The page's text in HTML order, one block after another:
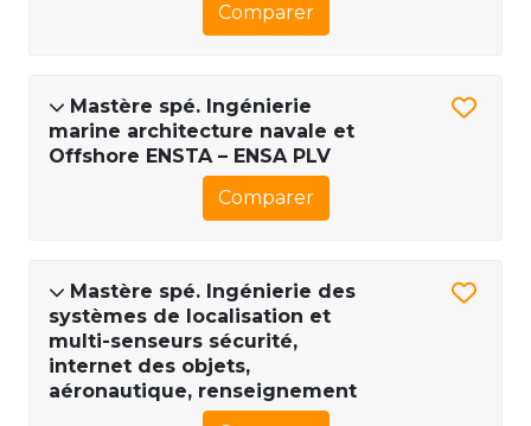
Comparer
Mastère spé. Ingénierie
marine architecture navale et
Offshore ENSTA – ENSA PLV
Comparer
Mastère spé. Ingénierie des
systèmes de localisation et
multi-senseurs sécurité,
internet des objets,
aéronautique, renseignement